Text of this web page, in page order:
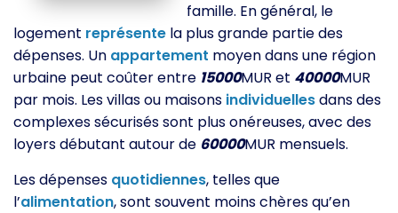
famille. En général, le
logement représente la plus grande partie des
dépenses. Un appartement moyen dans une région
urbaine peut coûter entre 15000MUR et 40000MUR
par mois. Les villas ou maisons individuellesdans des
complexes sécurisés sont plus onéreuses, avec des
loyers débutant autour de 60000MUR mensuels.
Les dépenses quotidiennes, telles que
l’alimentation, sont souvent moins chères qu’en